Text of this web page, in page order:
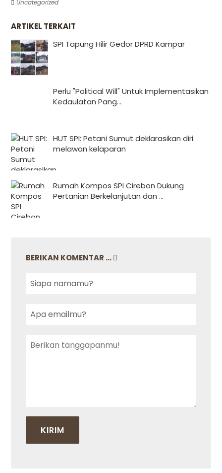
Uncategorized
ARTIKEL TERKAIT
SPI Tapung Hilir Gedor DPRD Kampar
Perlu "Political Will" Untuk Implementasikan
Kedaulatan Pang...
HUT SPI: Petani Sumut deklarasikan diri
melawan kelaparan
Rumah Kompos SPI Cirebon Dukung
Pertanian Berkelanjutan dan ...
BERIKAN KOMENTAR ...